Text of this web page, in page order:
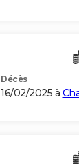
Décès
16/02/2025 à